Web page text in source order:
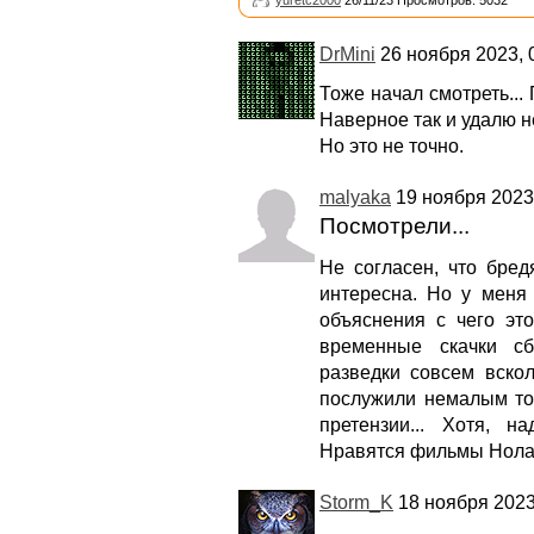
DrMini 26 ноября 2023,
Тоже начал смотреть...
Наверное так и удалю
Но это не точно.
malyaka 19 ноября
Посмотрели...
Не согласен, что
интересна. Но у меня
объяснения с чего
временные скачки
разведки совсем
послужили немалым
претензии... Хотя,
Нравятся фильмы
Storm_K 18 ноября